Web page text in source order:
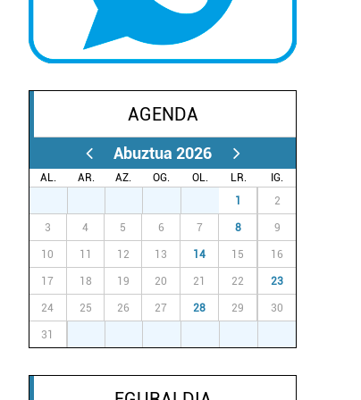
AGENDA
Abuztua 2026
AL. AR. AZ. OG. OL. LR.
IG.
1 2
3 4 5 6 7 8 9
10 11 12 13 14 15 16
17 18 19 20 21 22 23
24 25 26 27 28 29 30
31